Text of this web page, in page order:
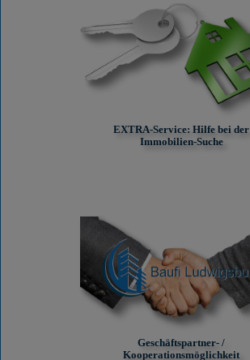
EXTRA-Service: Hilfe bei der
Immobilien-Suche
Geschäftspartner- /
Kooperationsmöglichkeit